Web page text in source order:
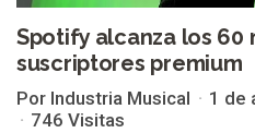
Spotify alcanza los 60
suscriptores premium
Por Industria Musical
1 de
746 Visitas